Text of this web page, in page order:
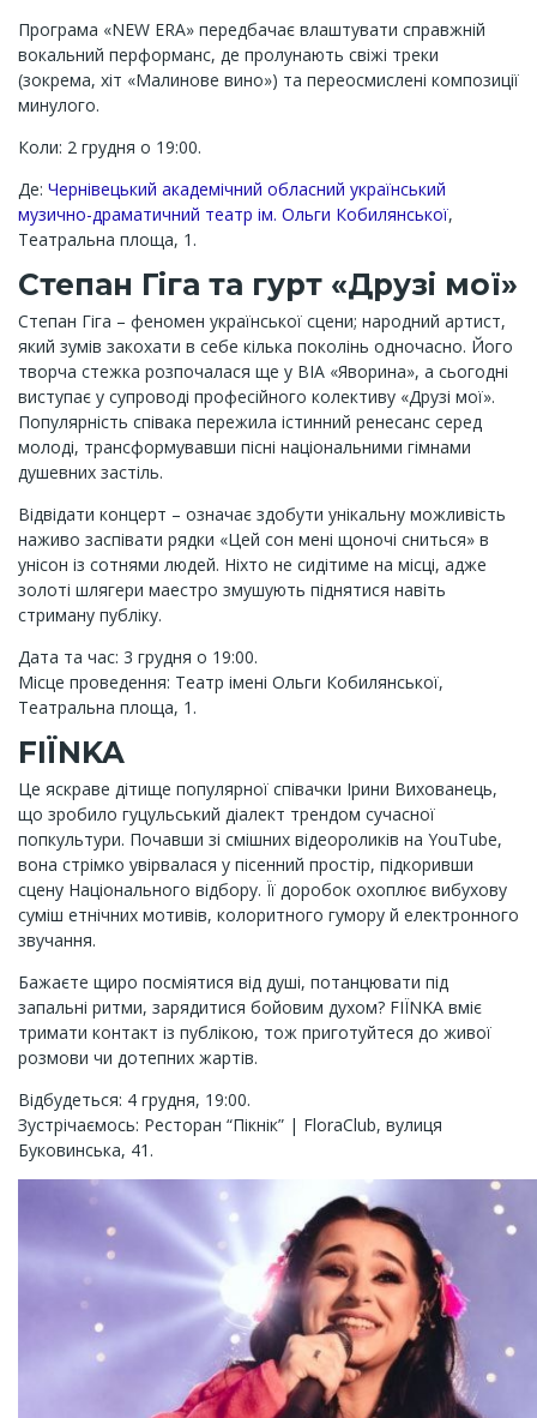
Програма «NEW ERA» передбачає влаштувати справжній
вокальний перформанс, де пролунають свіжі треки
(зокрема, хіт «Малинове вино») та переосмислені композиції
минулого.
Коли: 2 грудня о 19:00.
Де: Чернівецький академічний обласний український
музично-драматичний театр ім. Ольги Кобилянської,
Театральна площа, 1.
Степан Гіга та гурт «Друзі мої»
Степан Гіга – феномен української сцени; народний артист,
який зумів закохати в себе кілька поколінь одночасно. Його
творча стежка розпочалася ще у ВІА «Яворина», а сьогодні
виступає у супроводі професійного колективу «Друзі мої».
Популярність співака пережила істинний ренесанс серед
молоді, трансформувавши пісні національними гімнами
душевних застіль.
Відвідати концерт – означає здобути унікальну можливість
наживо заспівати рядки «Цей сон мені щоночі сниться» в
унісон із сотнями людей. Ніхто не сидітиме на місці, адже
золоті шлягери маестро змушують піднятися навіть
стриману публіку.
Дата та час: 3 грудня о 19:00.
Місце проведення: Театр імені Ольги Кобилянської,
Театральна площа, 1.
FIЇNKA
Це яскраве дітище популярної співачки Ірини Вихованець,
що зробило гуцульський діалект трендом сучасної
попкультури. Почавши зі смішних відеороликів на YouTube,
вона стрімко увірвалася у пісенний простір, підкоривши
сцену Національного відбору. Її доробок охоплює вибухову
суміш етнічних мотивів, колоритного гумору й електронного
звучання.
Бажаєте щиро посміятися від душі, потанцювати під
запальні ритми, зарядитися бойовим духом? FIЇNKA вміє
тримати контакт із публікою, тож приготуйтеся до живої
розмови чи дотепних жартів.
Відбудеться: 4 грудня, 19:00.
Зустрічаємось: Ресторан “Пікнік” | FloraClub, вулиця
Буковинська, 41.